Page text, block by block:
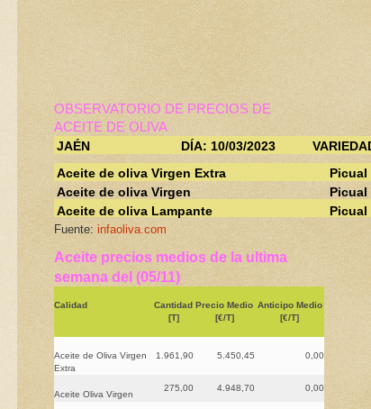
OBSERVATORIO DE PRECIOS DE
ACEITE DE OLIVA
JAÉN
DÍA: 10/03/2023
Aceite de oliva Virgen Extra
Picual
Aceite de oliva Virgen
Picual
Aceite de oliva Lampante
Picual
Fuente: infaoliva.com
Aceite precios medios de la ultima
semana del (05/11)
Calidad
Cantidad
[T]
Precio Medio
[€/T]
Anticipo Medio
[€/T]
Aceite de Oliva Virgen
Extra
1.961,90 5.450,45 0,00
Aceite Oliva Virgen
275,00 4.948,70 0,00